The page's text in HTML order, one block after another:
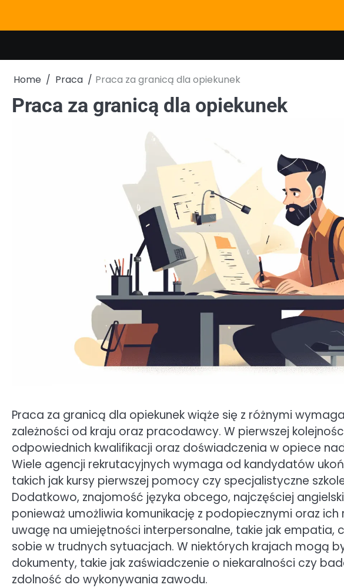
content
Home Praca Praca za granicą dla opiekunek
Praca za granicą dla opiekunek
Praca za granicą dla opiekunek wiąże się z różnymi
zależności od kraju oraz pracodawcy. W pierwszej
odpowiednich kwalifikacji oraz doświadczenia w opiece
Wiele agencji rekrutacyjnych wymaga od kandydatów
takich jak kursy pierwszej pomocy czy specjalistyczne
Dodatkowo, znajomość języka obcego, najczęściej
ponieważ umożliwia komunikację z podopiecznymi oraz
uwagę na umiejętności interpersonalne, takie jak empatia,
sobie w trudnych sytuacjach. W niektórych krajach mogą
dokumenty, takie jak zaświadczenie o niekaralności czy
zdolność do wykonywania zawodu.